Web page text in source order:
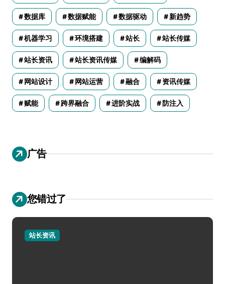
数据库 数据赋能 数据驱动 新趋势
机器学习 环境搭建 站长 站长传媒
站长资讯 站长资讯传媒 编解码
网站设计 网站运营 融合 资讯传媒
赋能 跨界融合 进阶实战 防注入
广告
您错过了
站长资讯